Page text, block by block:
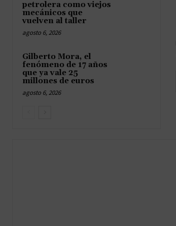
petrolera como viejos
mecánicos que
vuelven al taller
agosto 6, 2026
Gilberto Mora, el
fenómeno de 17 años
que ya vale 25
millones de euros
agosto 6, 2026